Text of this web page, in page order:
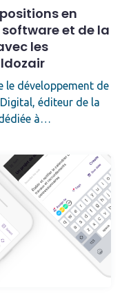
en
et de la
les
le développement de
éditeur de la
à…